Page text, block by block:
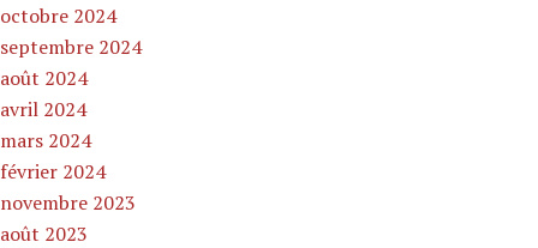
octobre 2024
septembre 2024
août 2024
avril 2024
mars 2024
février 2024
novembre 2023
août 2023